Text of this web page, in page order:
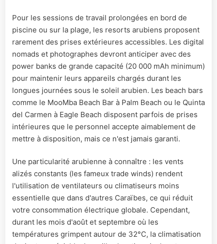
Pour les sessions de travail prolongées en bord de
piscine ou sur la plage, les resorts arubiens proposent
rarement des prises extérieures accessibles. Les digital
nomads et photographes devront anticiper avec des
power banks de grande capacité (20 000 mAh minimum)
pour maintenir leurs appareils chargés durant les
longues journées sous le soleil arubien. Les beach bars
comme le MooMba Beach Bar à Palm Beach ou le Quinta
del Carmen à Eagle Beach disposent parfois de prises
intérieures que le personnel accepte aimablement de
mettre à disposition, mais ce n'est jamais garanti.
Une particularité arubienne à connaître : les vents
alizés constants (les fameux trade winds) rendent
l'utilisation de ventilateurs ou climatiseurs moins
essentielle que dans d'autres Caraïbes, ce qui réduit
votre consommation électrique globale. Cependant,
durant les mois d'août et septembre où les
températures grimpent autour de 32°C, la climatisation